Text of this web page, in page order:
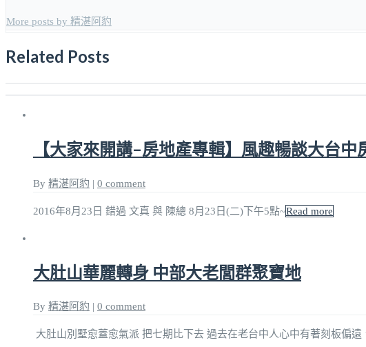
More posts by 精湛阿豹
Related Posts
【大家來開講–房地產專輯】風趣暢談大台
By 精湛阿豹 | 0 comment
2016年8月23日 錯過 文真 與 陳總 8月23日(二)下午5點~Read more
大肚山華麗轉身 中部大老閭群聚寶地
By 精湛阿豹 | 0 comment
大肚山別墅愈蓋愈氣派 把七期比下去 過去在老台中人心中有著刻板偏遠